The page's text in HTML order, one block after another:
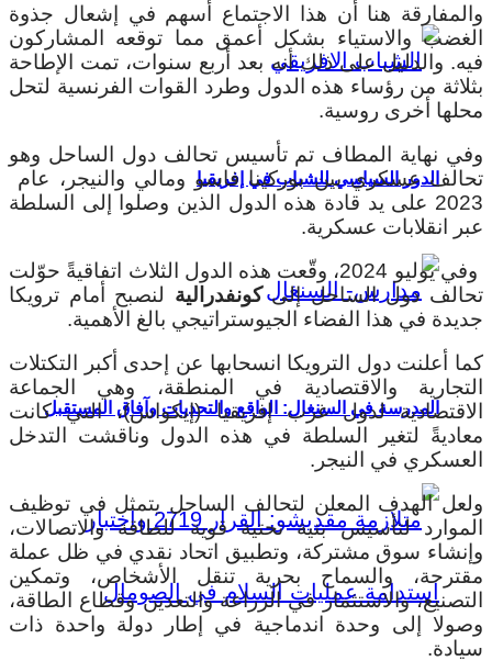
الدور السياسي للشباب في إفريقيا
المدرسة في السنغال: الواقع والتحديات وآفاق المستقبل
والمفارقة هنا أن هذا الاجتماع أسهم في إشعال جذوة
الغضب والاستياء بشكل أعمق مما توقعه المشاركون
فيه. والدليل على ذلك أنه بعد أربع سنوات، تمت الإطاحة
بثلاثة من رؤساء هذه الدول وطرد القوات الفرنسية لتحل
محلها أخرى روسية.
وفي نهاية المطاف تم تأسيس تحالف دول الساحل وهو
تحالف عسكري بين بوركينا فاسو ومالي والنيجر، عام
2023 على يد قادة هذه الدول الذين وصلوا إلى السلطة
عبر انقلابات عسكرية.
وفي يوليو 2024، وقّعت هذه الدول الثلاث اتفاقيةً حوّلت
تحالف دول الساحل إلىكونفدرالية لنصبح أمام ترويكا
جديدة في هذا الفضاء الجيوستراتيجي بالغ الأهمية.
كما أعلنت دول الترويكا انسحابها عن إحدى أكبر التكتلات
التجارية والاقتصادية في المنطقة، وهي الجماعة
الاقتصادية لدول غرب إفريقيا (إيكواس)، التي كانت
معاديةً لتغير السلطة في هذه الدول وناقشت التدخل
العسكري في النيجر.
ولعل الهدف المعلن لتحالف الساحل يتمثل في توظيف
الموارد لتأسيس بنية تحتية قوية للطاقة والاتصالات،
وإنشاء سوق مشتركة، وتطبيق اتحاد نقدي في ظل عملة
مقترحة، والسماح بحرية تنقل الأشخاص، وتمكين
التصنيع، والاستثمار في الزراعة والتعدين وقطاع الطاقة،
وصولا إلى وحدة اندماجية في إطار دولة واحدة ذات
سيادة.